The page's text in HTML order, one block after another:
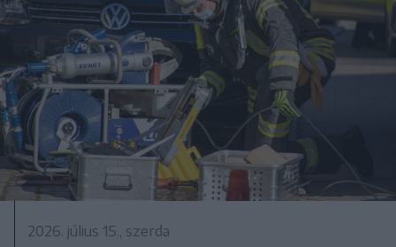
2026. július 15., szerda